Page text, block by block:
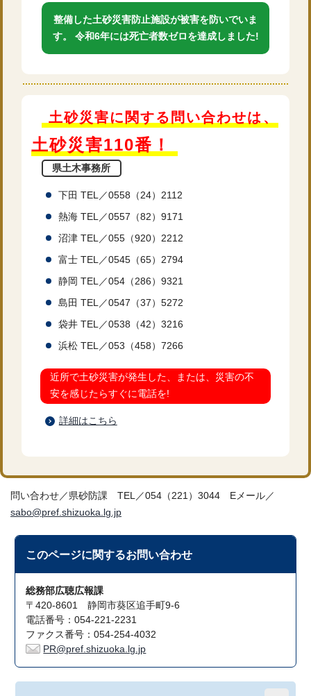
整備した土砂災害防止施設が被害を防いでいま
す。 令和6年には死亡者数ゼロを達成しました!
土砂災害に関する問い合わせは、
土砂災害110番！
県土木事務所
下田 TEL／0558（24）2112
熱海 TEL／0557（82）9171
沼津 TEL／055（920）2212
富士 TEL／0545（65）2794
静岡 TEL／054（286）9321
島田 TEL／0547（37）5272
袋井 TEL／0538（42）3216
浜松 TEL／053（458）7266
近所で土砂災害が発生した、または、災害の不
安を感じたらすぐに電話を!
詳細はこちら
問い合わせ／県砂防課 TEL／054（221）3044 Eメール／
sabo@pref.shizuoka.lg.jp
このページに関するお問い合わせ
総務部広聴広報課
〒420-8601 静岡市葵区追手町9-6
電話番号：054-221-2231
ファクス番号：054-254-4032
PR@pref.shizuoka.lg.jp